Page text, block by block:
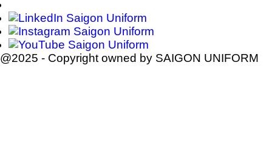
@2025 - Copyright owned by SAIGON UNIFORM